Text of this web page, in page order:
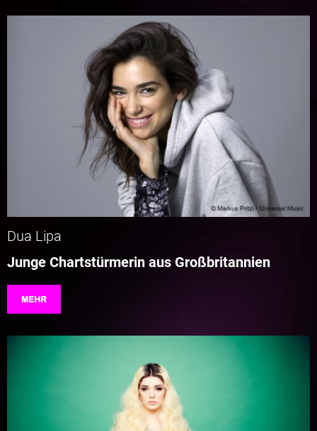
Dua Lipa
Junge Chartstürmerin aus Großbritannien
MEHR